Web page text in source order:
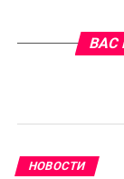
ВАС
НОВОСТИ